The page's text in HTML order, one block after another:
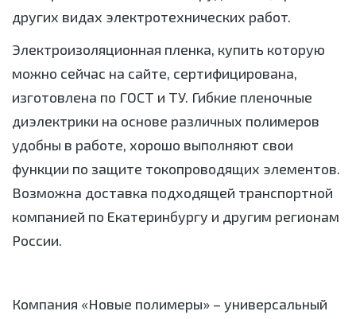
других видах электротехнических работ.
Электроизоляционная пленка, купить которую
можно сейчас на сайте, сертифицирована,
изготовлена по ГОСТ и ТУ. Гибкие пленочные
диэлектрики на основе различных полимеров
удобны в работе, хорошо выполняют свои
функции по защите токопроводящих элементов.
Возможна доставка подходящей транспортной
компанией по Екатеринбургу и другим регионам
России.
Компания «Новые полимеры» – универсальный